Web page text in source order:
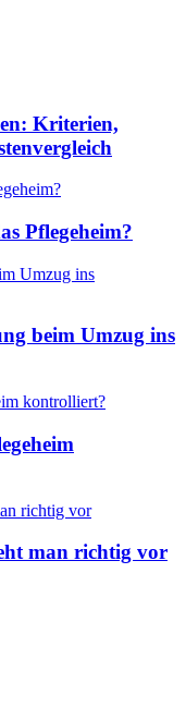
Kriterien,
Pflegeheim?
beim Umzug ins
man richtig vor